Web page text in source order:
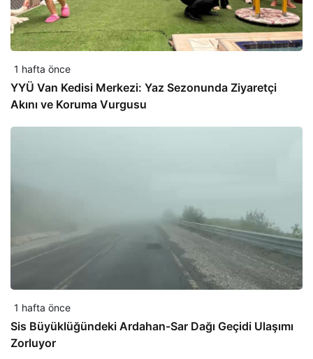
1 hafta önce
YYÜ Van Kedisi Merkezi: Yaz Sezonunda Ziyaretçi
Akını ve Koruma Vurgusu
1 hafta önce
Sis Büyüklüğündeki Ardahan-Sar Dağı Geçidi Ulaşımı
Zorluyor